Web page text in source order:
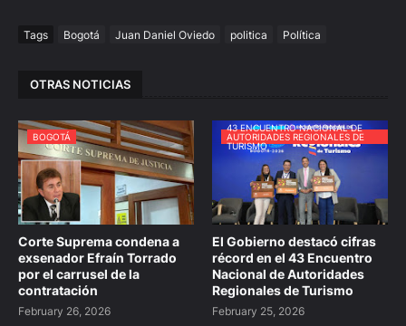
Tags Bogotá Juan Daniel Oviedo politica Política
OTRAS NOTICIAS
BOGOTÁ
Corte Suprema condena a
exsenador Efraín Torrado
por el carrusel de la
contratación
February 26, 2026
43 ENCUENTRO NACIONAL DE
AUTORIDADES REGIONALES DE
TURISMO
El Gobierno destacó cifras
récord en el 43 Encuentro
Nacional de Autoridades
Regionales de Turismo
February 25, 2026